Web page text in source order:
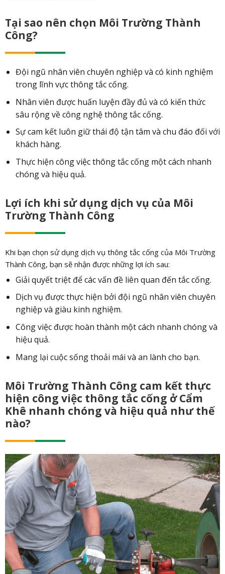
Tại sao nên chọn Môi Trường Thành
Công?
Đội ngũ nhân viên chuyên nghiệp và có kinh nghiệm
trong lĩnh vực thông tắc cống.
Nhân viên được huấn luyện đầy đủ và có kiến thức
sâu rộng về công nghệ thông tắc cống.
Sự cam kết luôn giữ thái độ tận tâm và chu đáo đối với
khách hàng.
Thực hiện công việc thông tắc cống một cách nhanh
chóng và hiệu quả.
Lợi ích khi sử dụng dịch vụ của Môi
Trường Thành Công
Khi bạn chọn sử dụng dịch vụ thông tắc cống của Môi Trường
Thành Công, bạn sẽ nhận được những lợi ích sau:
Giải quyết triệt để các vấn đề liên quan đến tắc cống.
Dịch vụ được thực hiện bởi đội ngũ nhân viên chuyên
nghiệp và giàu kinh nghiệm.
Công việc được hoàn thành một cách nhanh chóng và
hiệu quả.
Mang lại cuộc sống thoải mái và an lành cho bạn.
Môi Trường Thành Công cam kết thực
hiện công việc thông tắc cống ở Cẩm
Khê nhanh chóng và hiệu quả như thế
nào?